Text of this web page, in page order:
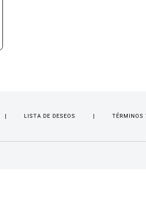
LISTA DE DESEOS TÉRMINOS